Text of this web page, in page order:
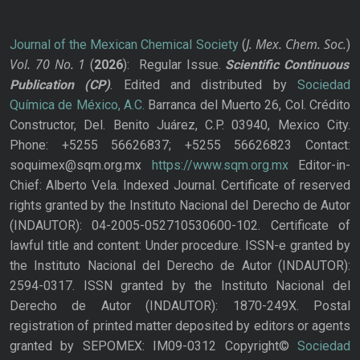
Journal of the Mexican Chemical Society(J. Mex. Chem. Soc.)
Vol. 70 No. 1 (2026): Regular Issue. Scientific Continuous
Publication
(CP). Edited and distributed bySociedad
Química de México, A.C. Barranca del Muerto 26, Col. Crédito
Constructor, Del. Benito Juárez, C.P. 03940, Mexico City.
Phone: +5255 56626837; +5255 56626823 Contact:
soquimex@sqm.org.mx https://www.sqm.org.mxEditor-in-
Chief: Alberto Vela. Indexed Journal. Certificate of reserved
rights granted by the Instituto Nacional del Derecho de Autor
(INDAUTOR): 04-2005-052710530600-102. Certificate of
lawful title and content: Under procedure. ISSN-e granted by
the Instituto Nacional del Derecho de Autor (INDAUTOR):
2594-0317. ISSN granted by the Instituto Nacional del
Derecho de Autor (INDAUTOR): 1870-249X. Postal
registration of printed matter deposited by editors or agents
granted by SEPOMEX: IM09-0312 Copyright© Sociedad